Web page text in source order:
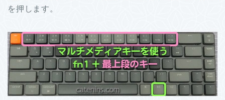
を押します。